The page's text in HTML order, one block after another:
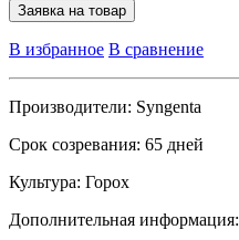
Заявка на товар
В избранное В сравнение
Производители: Syngenta
Срок созревания: 65 дней
Культура: Горох
Дополнительная информация: